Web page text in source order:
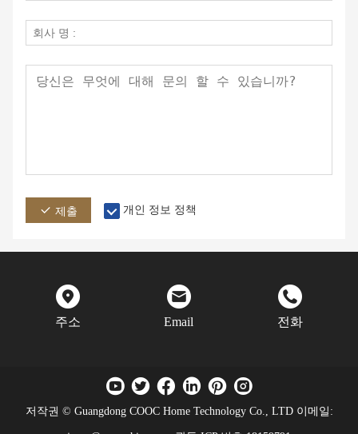
제출 개인 정보 정책
주소 Email 전화
저작권 © Guangdong COOC Home Technology Co., LTD 이메일: